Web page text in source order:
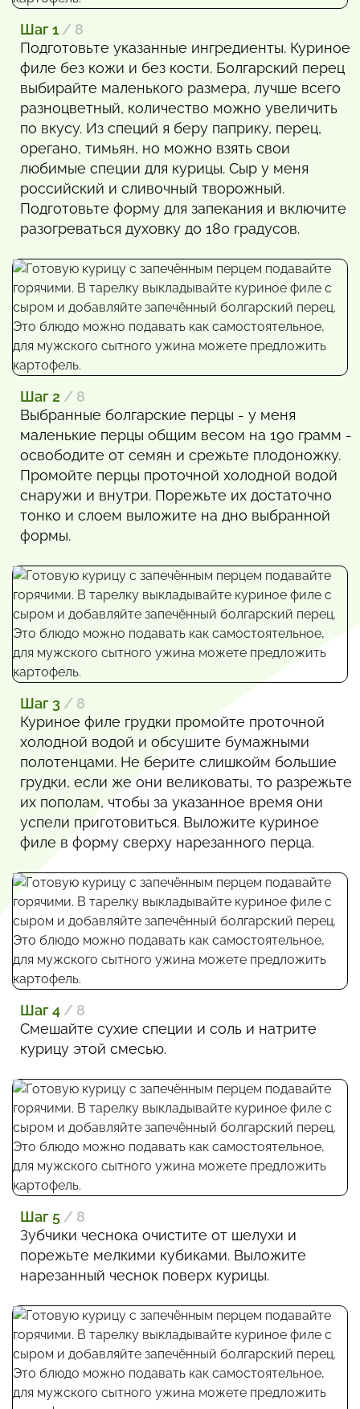
Шаг 1 / 8
Подготовьте указанные ингредиенты. Куриное
филе без кожи и без кости. Болгарский перец
выбирайте маленького размера, лучше всего
разноцветный, количество можно увеличить
по вкусу. Из специй я беру паприку, перец,
орегано, тимьян, но можно взять свои
любимые специи для курицы. Сыр у меня
российский и сливочный творожный.
Подготовьте форму для запекания и включите
разогреваться духовку до 180 градусов.
Шаг 2 / 8
Выбранные болгарские перцы - у меня
маленькие перцы общим весом на 190 грамм -
освободите от семян и срежьте плодоножку.
Промойте перцы проточной холодной водой
снаружи и внутри. Порежьте их достаточно
тонко и слоем выложите на дно выбранной
формы.
Шаг 3 / 8
Куриное филе грудки промойте проточной
холодной водой и обсушите бумажными
полотенцами. Не берите слишкойм большие
грудки, если же они великоваты, то разрежьте
их пополам, чтобы за указанное время они
успели приготовиться. Выложите куриное
филе в форму сверху нарезанного перца.
Шаг 4 / 8
Смешайте сухие специи и соль и натрите
курицу этой смесью.
Шаг 5 / 8
Зубчики чеснока очистите от шелухи и
порежьте мелкими кубиками. Выложите
нарезанный чеснок поверх курицы.